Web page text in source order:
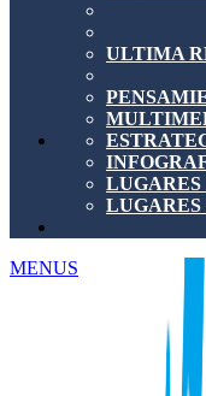
ULTIMA
LUGARES
MENUS